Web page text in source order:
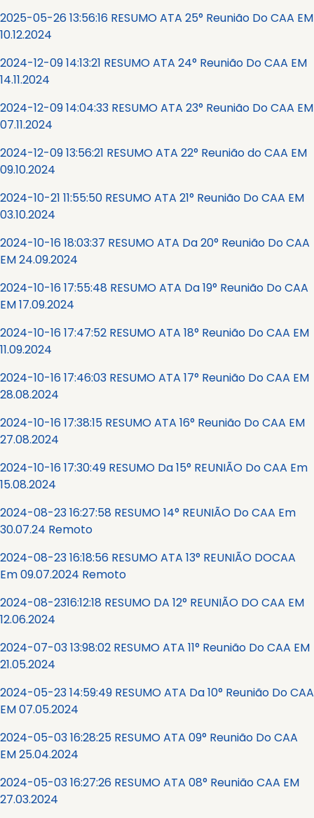
2025-05-26 13:56:16 RESUMO ATA 25° Reunião Do CAA EM
10.12.2024
2024-12-09 14:13:21 RESUMO ATA 24° Reunião Do CAA EM
14.11.2024
2024-12-09 14:04:33 RESUMO ATA 23° Reunião Do CAA EM
07.11.2024
2024-12-09 13:56:21 RESUMO ATA 22° Reunião do CAA EM
09.10.2024
2024-10-21 11:55:50 RESUMO ATA 21° Reunião Do CAA EM
03.10.2024
2024-10-16 18:03:37 RESUMO ATA Da 20° Reunião Do CAA
EM 24.09.2024
2024-10-16 17:55:48 RESUMO ATA Da 19° Reunião Do CAA
EM 17.09.2024
2024-10-16 17:47:52 RESUMO ATA 18° Reunião Do CAA EM
11.09.2024
2024-10-16 17:46:03 RESUMO ATA 17° Reunião Do CAA EM
28.08.2024
2024-10-16 17:38:15 RESUMO ATA 16° Reunião Do CAA EM
27.08.2024
2024-10-16 17:30:49 RESUMO Da 15° REUNIÃO Do CAA Em
15.08.2024
2024-08-23 16:27:58 RESUMO 14° REUNIÃO Do CAA Em
30.07.24 Remoto
2024-08-23 16:18:56 RESUMO ATA 13° REUNIÃO DOCAA
Em 09.07.2024 Remoto
2024-08-2316:12:18 RESUMO DA 12° REUNIÃO DO CAA EM
12.06.2024
2024-07-03 13:98:02 RESUMO ATA 11° Reunião Do CAA EM
21.05.2024
2024-05-23 14:59:49 RESUMO ATA Da 10° Reunião Do CAA
EM 07.05.2024
2024-05-03 16:28:25 RESUMO ATA 09° Reunião Do CAA
EM 25.04.2024
2024-05-03 16:27:26 RESUMO ATA 08° Reunião CAA EM
27.03.2024